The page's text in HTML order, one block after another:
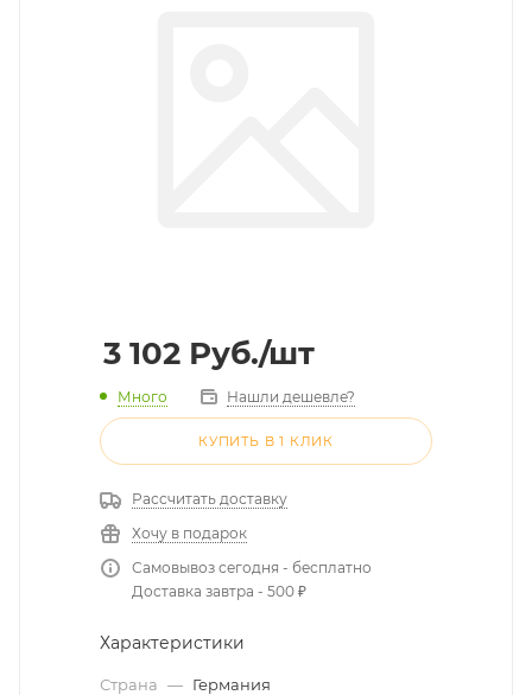
3 102 Руб./шт
Много Нашли дешевле?
КУПИТЬ В 1 КЛИК
Рассчитать доставку
Хочу в подарок
Самовывоз сегодня - бесплатно
Доставка завтра - 500 ₽
Характеристики
Страна — Германия